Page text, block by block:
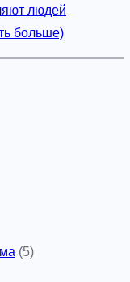
людей
больше)
(5)